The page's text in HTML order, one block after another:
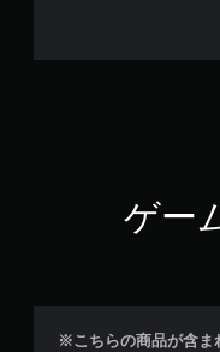
ゲー
※こちらの商品が含ま